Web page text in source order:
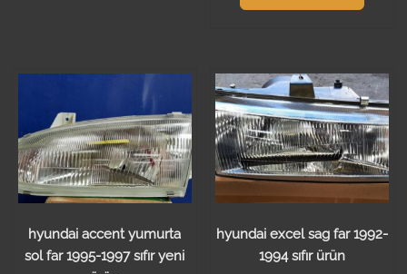
hyundai accent yumurta
sol far 1995-1997 sıfır yeni
hyundai excel sag far 1992-
1994 sıfır ürün